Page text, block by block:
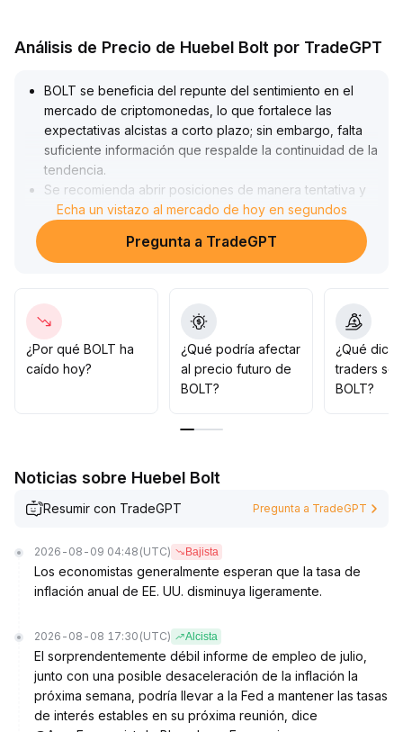
Análisis de Precio de Huebel Bolt por TradeGPT
BOLT se beneficia del repunte del sentimiento en el
mercado de criptomonedas, lo que fortalece las
expectativas alcistas a corto plazo; sin embargo, falta
suficiente información que respalde la continuidad de la
tendencia.
Se recomienda abrir posiciones de manera tentativa y
por lotes solo después de que el precio supere la
marca de 0,018 USD con confirmación de volumen
Si el nivel bajo del rango de 0,014 USD se pierde, se
Espere mayor claridad en los gráficos y fundamentales,
y prevenga el riesgo de retroceso causado por una
mayor volatilidad a corto plazo.
Echa un vistazo al mercado de hoy en segundos
Pregunta a TradeGPT
¿Por qué BOLT ha
caído hoy?
¿Qué podría afectar
al precio futuro de
BOLT?
¿Qué
traders
BOLT?
Noticias sobre Huebel Bolt
Resumir con TradeGPT Pregunta a TradeGPT
2026-08-09 04:48 (UTC) Bajista
Los economistas generalmente esperan que la tasa de
inflación anual de EE. UU. disminuya ligeramente.
2026-08-08 17:30 (UTC) Alcista
El sorprendentemente débil informe de empleo de julio,
junto con una posible desaceleración de la inflación la
próxima semana, podría llevar a la Fed a mantener las tasas
de interés estables en su próxima reunión, dice